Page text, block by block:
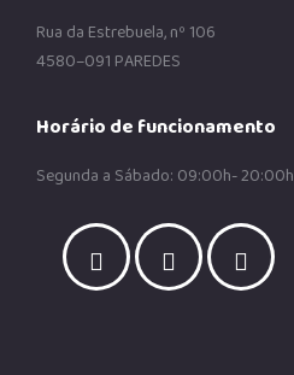
Rua da Estrebuela, nº 106
4580–091 PAREDES
Horário de funcionamento
Segunda a Sábado: 09:00h- 20:00h